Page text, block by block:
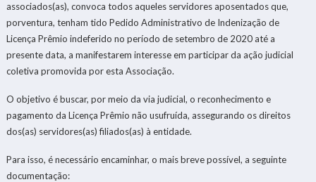
associados(as), convoca todos aqueles servidores aposentados que,
porventura, tenham tido Pedido Administrativo de Indenização de
Licença Prêmio indeferido no período de setembro de 2020 até a
presente data, a manifestarem interesse em participar da ação judicial
coletiva promovida por esta Associação.
O objetivo é buscar, por meio da via judicial, o reconhecimento e
pagamento da Licença Prêmio não usufruída, assegurando os direitos
dos(as) servidores(as) filiados(as) à entidade.
Para isso, é necessário encaminhar, o mais breve possível, a seguinte
documentação: